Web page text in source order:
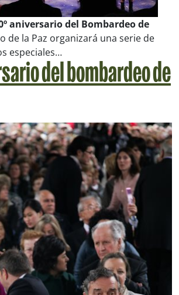
aniversario del Bombardeo de
de la Paz organizará una serie de
especiales…
del bombardeo de